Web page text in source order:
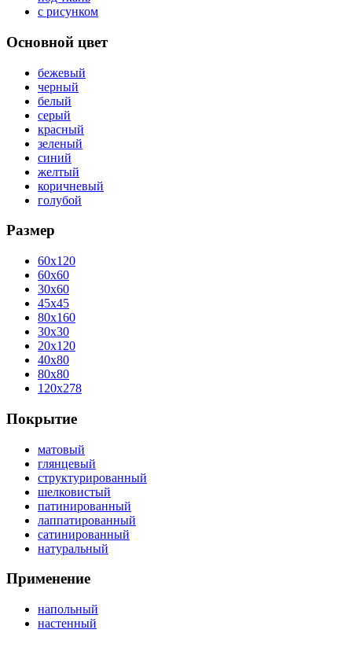
с рисунком
Основной цвет
бежевый
черный
белый
серый
красный
зеленый
синий
желтый
коричневый
голубой
Размер
60x120
60x60
30x60
45x45
80x160
30x30
20x120
40x80
80x80
120x278
Покрытие
матовый
глянцевый
структурированный
шелковистый
патинированный
лаппатированный
сатинированный
натуральный
Применение
напольный
настенный